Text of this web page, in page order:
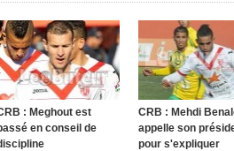
: Meghout est
en conseil de
CRB : Mehdi
appelle son
pour s'expliquer